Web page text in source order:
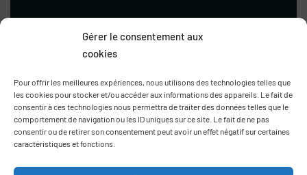
Gérer le consentement aux
cookies
Pour offrir les meilleures expériences, nous utilisons des technologies telles que
les cookies pour stocker et/ou accéder aux informations des appareils. Le fait de
consentir à ces technologies nous permettra de traiter des données telles que le
comportement de navigation ou les ID uniques sur ce site. Le fait de ne pas
consentir ou de retirer son consentement peut avoir un effet négatif sur certaines
caractéristiques et fonctions.
Route de Thuir
66170 Saint Feliu d’Avall